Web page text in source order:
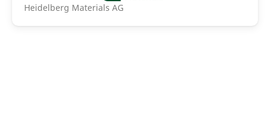
Heidelberg Materials AG